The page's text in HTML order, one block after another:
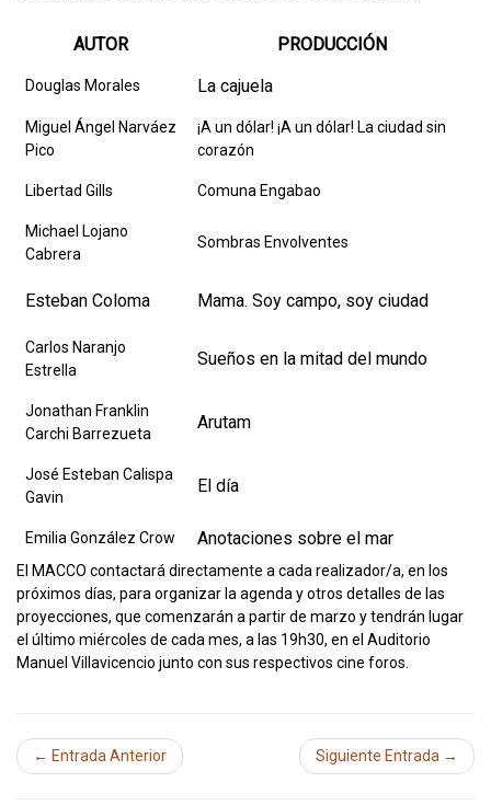
AUTOR PRODUCCIÓN
Douglas Morales La cajuela
Miguel Ángel Narváez
Pico
¡A un dólar! ¡A un dólar! La ciudad sin
corazón
Libertad Gills Comuna Engabao
Michael Lojano
Cabrera
Sombras Envolventes
Esteban Coloma Mama. Soy campo, soy ciudad
Carlos Naranjo
Estrella
Sueños en la mitad del mundo
Jonathan Franklin
Carchi Barrezueta
Arutam
José Esteban Calispa
Gavin
El día
Emilia González Crow Anotaciones sobre el mar
El MACCO contactará directamente a cada realizador/a, en los
próximos días, para organizar la agenda y otros detalles de las
proyecciones, que comenzarán a partir de marzo y tendrán lugar
el último miércoles de cada mes, a las 19h30, en el Auditorio
Manuel Villavicencio junto con sus respectivos cine foros.
← Entrada Anterior Siguiente Entrada →